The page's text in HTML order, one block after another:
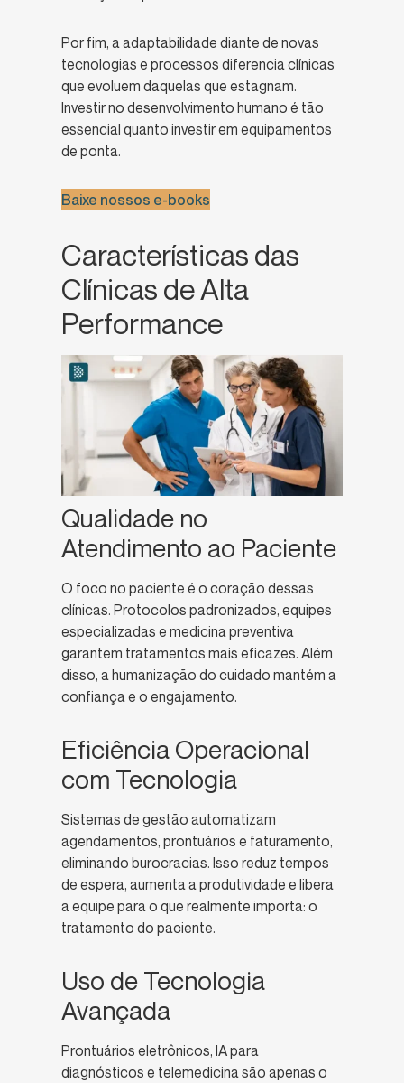
Por fim, a adaptabilidade diante de novas
tecnologias e processos diferencia clínicas
que evoluem daquelas que estagnam.
Investir no desenvolvimento humano é tão
essencial quanto investir em equipamentos
de ponta.
Baixe nossos e-books
Características das
Clínicas de Alta
Performance
Qualidade no
Atendimento ao Paciente
O foco no paciente é o coração dessas
clínicas. Protocolos padronizados, equipes
especializadas e medicina preventiva
garantem tratamentos mais eficazes. Além
disso, a humanização do cuidado mantém a
confiança e o engajamento.
Eficiência Operacional
com Tecnologia
Sistemas de gestão automatizam
agendamentos, prontuários e faturamento,
eliminando burocracias. Isso reduz tempos
de espera, aumenta a produtividade e libera
a equipe para o que realmente importa: o
tratamento do paciente.
Uso de Tecnologia
Avançada
Prontuários eletrônicos, IA para
diagnósticos e telemedicina são apenas o